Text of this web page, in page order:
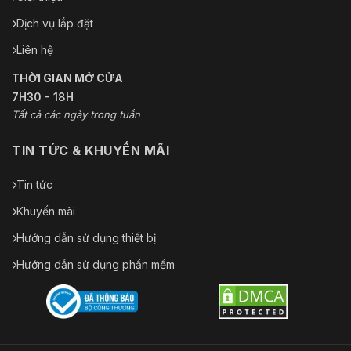
Dịch vụ lắp đặt
Liên hệ
THỜI GIAN MỞ CỬA
7H30 - 18H
Tất cả các ngày trong tuần
TIN TỨC & KHUYẾN MÃI
Tin tức
Khuyến mãi
Hướng dẫn sử dụng thiết bị
Hướng dẫn sử dụng phần mềm